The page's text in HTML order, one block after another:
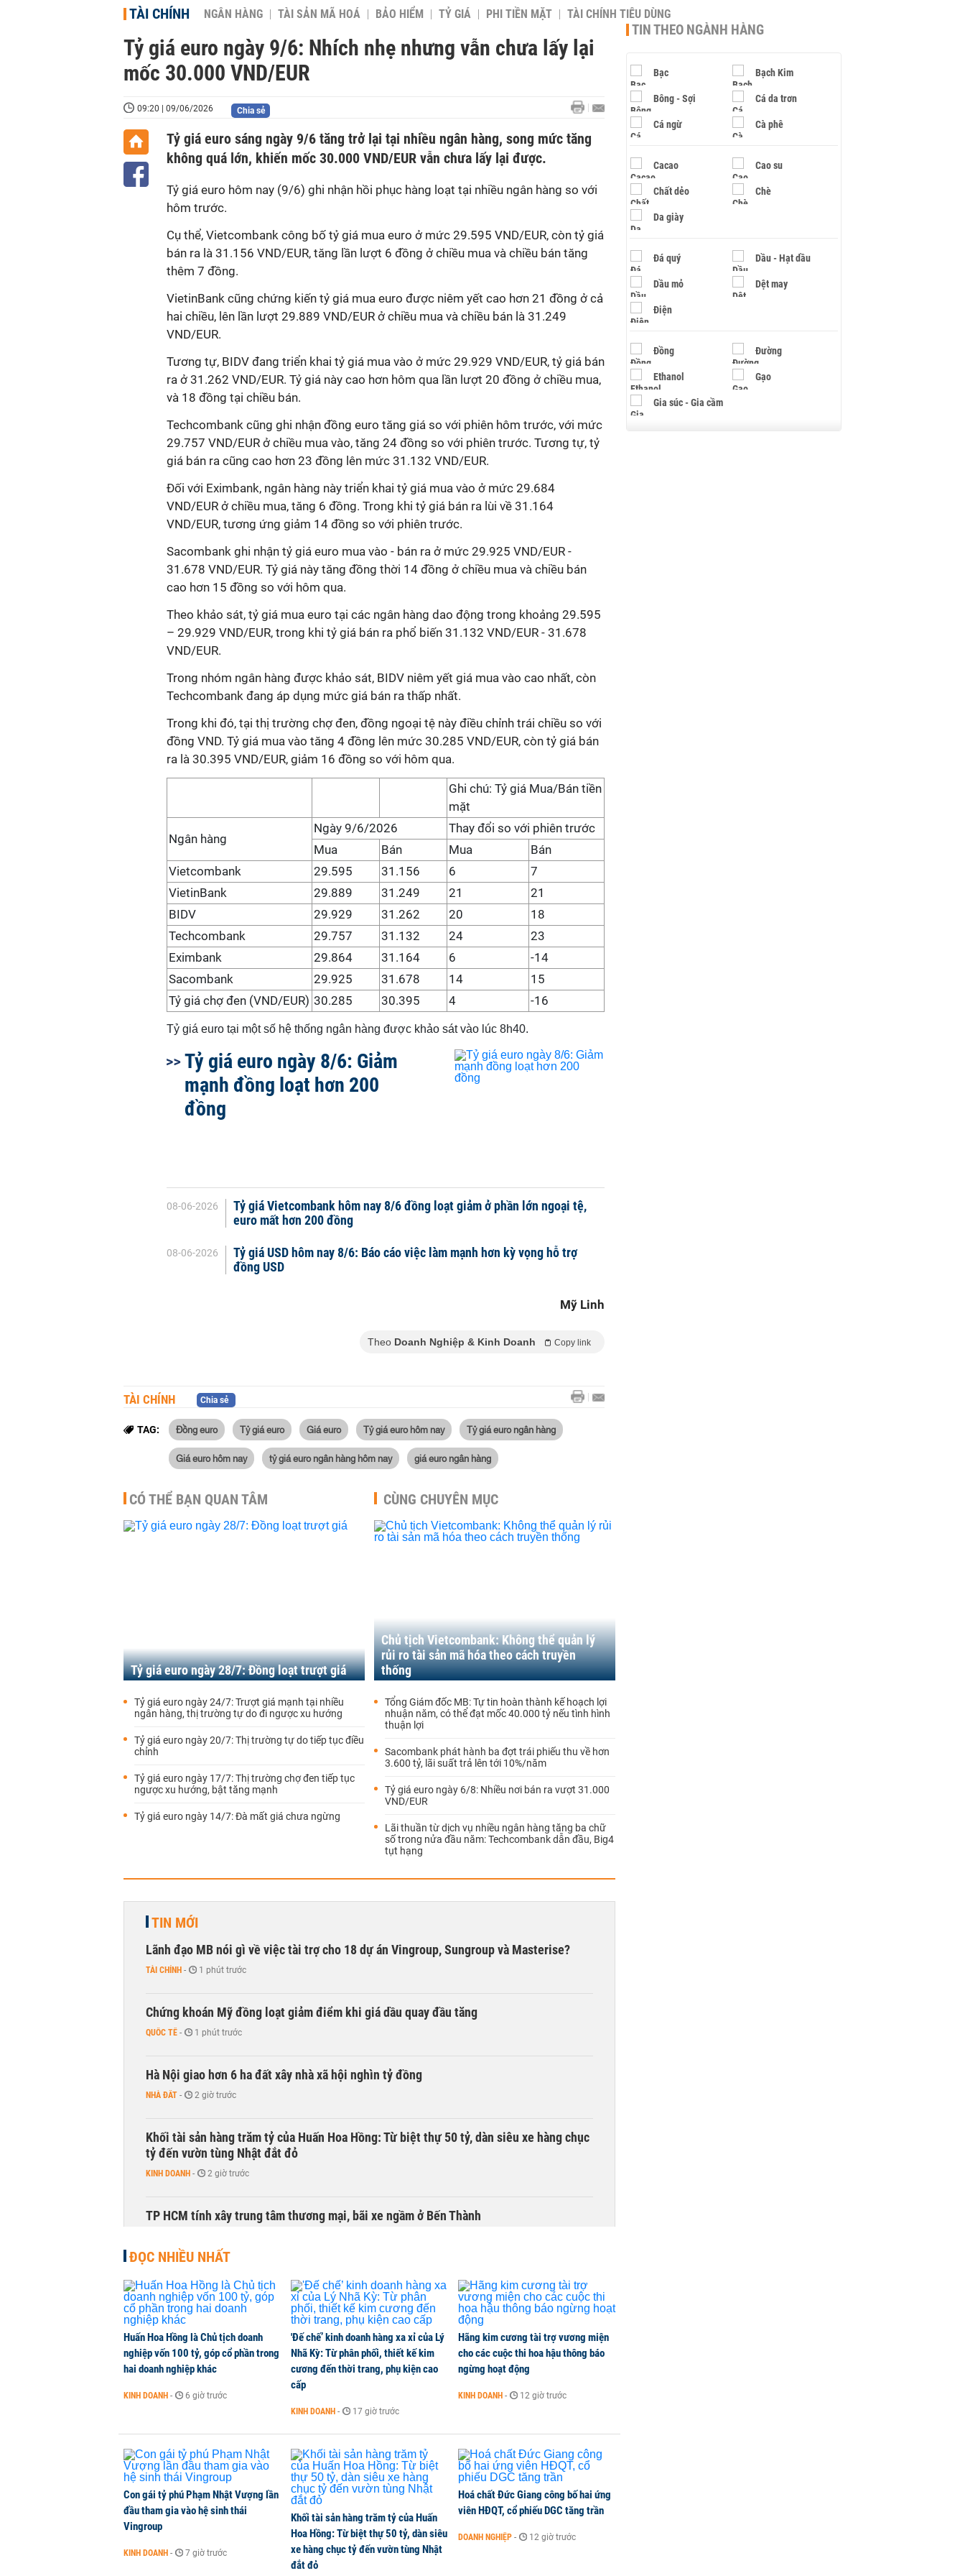
TÀI CHÍNH NGÂN HÀNG TÀI SẢN MÃ HOÁ BẢO HIỂM TỶ GIÁ PHI TIỀN MẶT TÀI CHÍNH TIÊU DÙNG
Tỷ giá euro ngày 9/6: Nhích nhẹ nhưng vẫn chưa lấy lại
mốc 30.000 VND/EUR
09:20 | 09/06/2026 Chia sẻ
Tỷ giá euro sáng ngày 9/6 tăng trở lại tại nhiều ngân hàng, song mức tăng
không quá lớn, khiến mốc 30.000 VND/EUR vẫn chưa lấy lại được.
Tỷ giá euro hôm nay (9/6) ghi nhận hồi phục hàng loạt tại nhiều ngân hàng so với
hôm trước.
Cụ thể, Vietcombank công bố tỷ giá mua euro ở mức 29.595 VND/EUR, còn tỷ giá
bán ra là 31.156 VND/EUR, tăng lần lượt 6 đồng ở chiều mua và chiều bán tăng
thêm 7 đồng.
VietinBank cũng chứng kiến tỷ giá mua euro được niêm yết cao hơn 21 đồng ở cả
hai chiều, lên lần lượt 29.889 VND/EUR ở chiều mua và chiều bán là 31.249
VND/EUR.
Tương tự, BIDV đang triển khai tỷ giá mua vào ở mức 29.929 VND/EUR, tỷ giá bán
ra ở 31.262 VND/EUR. Tỷ giá này cao hơn hôm qua lần lượt 20 đồng ở chiều mua,
và 18 đồng tại chiều bán.
Techcombank cũng ghi nhận đồng euro tăng giá so với phiên hôm trước, với mức
29.757 VND/EUR ở chiều mua vào, tăng 24 đồng so với phiên trước. Tương tự, tỷ
giá bán ra cũng cao hơn 23 đồng lên mức 31.132 VND/EUR.
Đối với Eximbank, ngân hàng này triển khai tỷ giá mua vào ở mức 29.684
VND/EUR ở chiều mua, tăng 6 đồng. Trong khi tỷ giá bán ra lùi về 31.164
VND/EUR, tương ứng giảm 14 đồng so với phiên trước.
Sacombank ghi nhận tỷ giá euro mua vào - bán ra ở mức 29.925 VND/EUR -
31.678 VND/EUR. Tỷ giá này tăng đồng thời 14 đồng ở chiều mua và chiều bán
cao hơn 15 đồng so với hôm qua.
Theo khảo sát, tỷ giá mua euro tại các ngân hàng dao động trong khoảng 29.595
– 29.929 VND/EUR, trong khi tỷ giá bán ra phổ biến 31.132 VND/EUR - 31.678
VND/EUR.
Trong nhóm ngân hàng được khảo sát, BIDV niêm yết giá mua vào cao nhất, còn
Techcombank đang áp dụng mức giá bán ra thấp nhất.
Trong khi đó, tại thị trường chợ đen, đồng ngoại tệ này điều chỉnh trái chiều so với
đồng VND. Tỷ giá mua vào tăng 4 đồng lên mức 30.285 VND/EUR, còn tỷ giá bán
ra là 30.395 VND/EUR, giảm 16 đồng so với hôm qua.
Ghi chú: Tỷ giá Mua/Bán tiền
mặt
Ngân hàng
Ngày 9/6/2026
Thay đổi so với phiên trước
Mua
Bán Mua
Bán
Vietcombank
29.595 31.156 6
7
VietinBank
29.889 31.249 21
21
BIDV
29.929 31.262 20
18
Techcombank
29.757 31.132 24
23
Eximbank
29.864 31.164 6
-14
Sacombank
29.925 31.678 14
15
Tỷ giá chợ đen (VND/EUR) 30.285 30.395 4 -16
Tỷ giá euro tại một số hệ thống ngân hàng được khảo sát vào lúc 8h40.
Tỷ giá euro ngày 8/6: Giảm
mạnh đồng loạt hơn 200
đồng
08-06-2026
Tỷ giá Vietcombank hôm nay 8/6 đồng loạt giảm ở phần lớn ngoại tệ,
euro mất hơn 200 đồng
08-06-2026
Tỷ giá USD hôm nay 8/6: Báo cáo việc làm mạnh hơn kỳ vọng hỗ trợ
đồng USD
Mỹ Linh
Theo Doanh Nghiệp & Kinh Doanh Copy link
TÀI CHÍNH Chia sẻ
TAG: Đồng euro Tỷ giá euro Giá euro Tỷ giá euro hôm nay Tỷ giá euro ngân hàng
Giá euro hôm nay tỷ giá euro ngân hàng hôm nay giá euro ngân hàng
CÓ THỂ BẠN QUAN TÂM
Tỷ giá euro ngày 28/7: Đồng loạt trượt giá
Tỷ giá euro ngày 24/7: Trượt giá mạnh tại nhiều
ngân hàng, thị trường tự do đi ngược xu hướng
Tỷ giá euro ngày 20/7: Thị trường tự do tiếp tục điều
chỉnh
Tỷ giá euro ngày 17/7: Thị trường chợ đen tiếp tục
ngược xu hướng, bật tăng mạnh
Tỷ giá euro ngày 14/7: Đà mất giá chưa ngừng
CÙNG CHUYÊN MỤC
Chủ tịch Vietcombank: Không thể quản lý
rủi ro tài sản mã hóa theo cách truyền
thống
Tổng Giám đốc MB: Tự tin hoàn thành kế hoạch lợi
nhuận năm, có thể đạt mốc 40.000 tỷ nếu tình hình
thuận lợi
Sacombank phát hành ba đợt trái phiếu thu về hơn
3.600 tỷ, lãi suất trả lên tới 10%/năm
Tỷ giá euro ngày 6/8: Nhiều nơi bán ra vượt 31.000
VND/EUR
Lãi thuần từ dịch vụ nhiều ngân hàng tăng ba chữ
số trong nửa đầu năm: Techcombank dẫn đầu, Big4
tụt hạng
TIN MỚI
Lãnh đạo MB nói gì về việc tài trợ cho 18 dự án Vingroup, Sungroup và Masterise?
TÀI CHÍNH - 1 phút trước
Chứng khoán Mỹ đồng loạt giảm điểm khi giá dầu quay đầu tăng
QUỐC TẾ - 1 phút trước
Hà Nội giao hơn 6 ha đất xây nhà xã hội nghìn tỷ đồng
NHÀ ĐẤT - 2 giờ trước
Khối tài sản hàng trăm tỷ của Huấn Hoa Hồng: Từ biệt thự 50 tỷ, dàn siêu xe hàng chục
tỷ đến vườn tùng Nhật đắt đỏ
KINH DOANH - 2 giờ trước
TP HCM tính xây trung tâm thương mại, bãi xe ngầm ở Bến Thành
Chuyên gia hiến kế tái thiết sông Hồng, mở không gian phát triển cho Hà Nội
THỜI SỰ - 3 giờ trước
Chủ tịch Vietcombank: Không thể quản lý rủi ro tài sản mã hóa theo cách truyền thống
TÀI CHÍNH 3 giờ trước
Hàng trăm người sập bẫy nhà ở xã hội và 4 dự án 'ma' ở TP HCM
ĐỌC NHIỀU NHẤT
Huấn Hoa Hồng là Chủ tịch doanh
nghiệp vốn 100 tỷ, góp cổ phần trong
hai doanh nghiệp khác
KINH DOANH - 6 giờ trước
'Đế chế’ kinh doanh hàng xa xỉ của Lý
Nhã Kỳ: Từ phân phối, thiết kế kim
cương đến thời trang, phụ kiện cao
cấp
KINH DOANH - 17 giờ trước
Hãng kim cương tài trợ vương miện
cho các cuộc thi hoa hậu thông báo
ngừng hoạt động
KINH DOANH - 12 giờ trước
Con gái tỷ phú Phạm Nhật Vượng lần
đầu tham gia vào hệ sinh thái
Vingroup
KINH DOANH - 7 giờ trước
Khối tài sản hàng trăm tỷ của Huấn
Hoa Hồng: Từ biệt thự 50 tỷ, dàn siêu
xe hàng chục tỷ đến vườn tùng Nhật
đắt đỏ
Hoá chất Đức Giang công bố hai ứng
viên HĐQT, cổ phiếu DGC tăng trần
DOANH NGHIỆP - 12 giờ trước
TIN THEO NGÀNH HÀNG
Bạc Bạch Kim
Bông - Sợi Cá da trơn
Cá ngừ Cà phê
Cacao Cao su
Chất dẻo Chè
Da giày
Đá quý Dầu - Hạt dầu
Dầu mỏ Dệt may
Điện
Đồng Đường
Ethanol Gạo
Gia súc - Gia cầm